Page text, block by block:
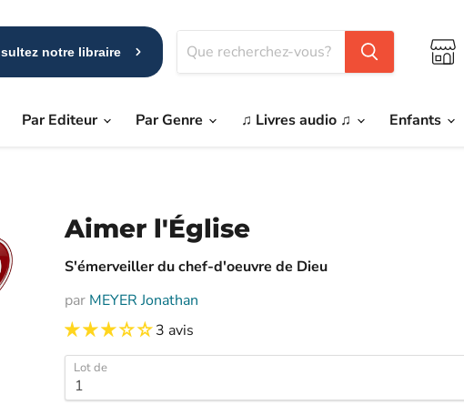
notre libraire
Par Editeur Par Genre ♫ Livres audio ♫ Enfants
Aimer l'Église
S'émerveiller du chef-d'oeuvre de Dieu
par MEYER Jonathan
3 avis
Lot de